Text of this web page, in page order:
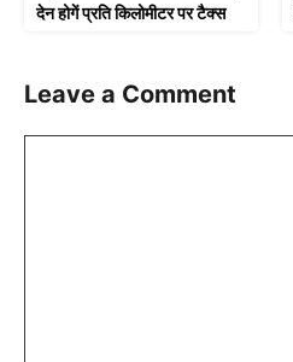
देन होगें प्रति किलोमीटर पर टैक्स
Leave a Comment